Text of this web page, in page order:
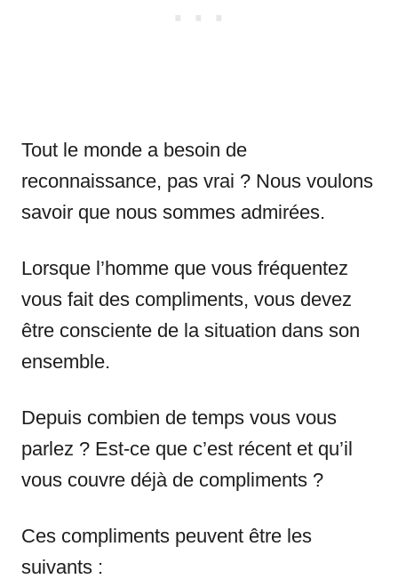
Tout le monde a besoin de
reconnaissance, pas vrai ? Nous voulons
savoir que nous sommes admirées.
Lorsque l’homme que vous fréquentez
vous fait des compliments, vous devez
être consciente de la situation dans son
ensemble.
Depuis combien de temps vous vous
parlez ? Est-ce que c’est récent et qu’il
vous couvre déjà de compliments ?
Ces compliments peuvent être les
suivants :